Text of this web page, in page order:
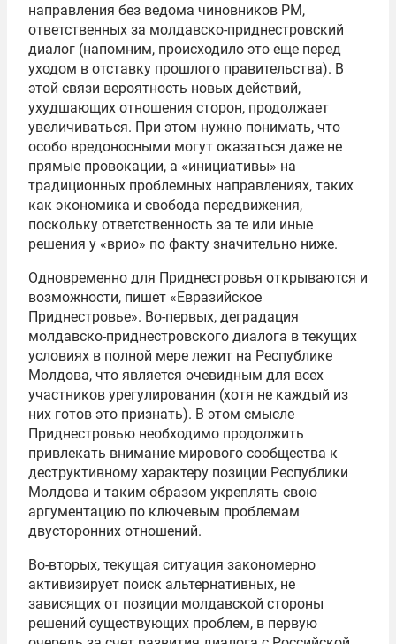
направления без ведома чиновников РМ,
ответственных за молдавско-приднестровский
диалог (напомним, происходило это еще перед
уходом в отставку прошлого правительства). В
этой связи вероятность новых действий,
ухудшающих отношения сторон, продолжает
увеличиваться. При этом нужно понимать, что
особо вредоносными могут оказаться даже не
прямые провокации, а «инициативы» на
традиционных проблемных направлениях, таких
как экономика и свобода передвижения,
поскольку ответственность за те или иные
решения у «врио» по факту значительно ниже.
Одновременно для Приднестровья открываются и
возможности, пишет «Евразийское
Приднестровье». Во-первых, деградация
молдавско-приднестровского диалога в текущих
условиях в полной мере лежит на Республике
Молдова, что является очевидным для всех
участников урегулирования (хотя не каждый из
них готов это признать). В этом смысле
Приднестровью необходимо продолжить
привлекать внимание мирового сообщества к
деструктивному характеру позиции Республики
Молдова и таким образом укреплять свою
аргументацию по ключевым проблемам
двусторонних отношений.
Во-вторых, текущая ситуация закономерно
активизирует поиск альтернативных, не
зависящих от позиции молдавской стороны
решений существующих проблем, в первую